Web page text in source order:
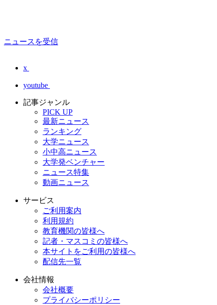
ニュースを受信
x
youtube
記事ジャンル
PICK UP
最新ニュース
ランキング
大学ニュース
小中高ニュース
大学発ベンチャー
ニュース特集
動画ニュース
サービス
ご利用案内
利用規約
教育機関の皆様へ
記者・マスコミの皆様へ
本サイトをご利用の皆様へ
配信先一覧
会社情報
会社概要
プライバシーポリシー